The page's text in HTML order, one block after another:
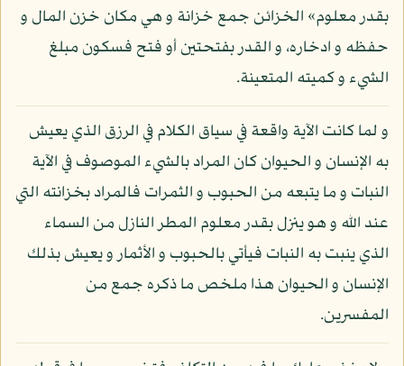
بقدر معلوم» الخزائن جمع خزانة و هي مكان خزن المال و
حفظه و ادخاره، و القدر بفتحتين أو فتح فسكون مبلغ
الشيء و كميته المتعينة.
و لما كانت الآية واقعة في سياق الكلام في الرزق الذي يعيش
به الإنسان و الحيوان كان المراد بالشيء الموصوف في الآية
النبات و ما يتبعه من الحبوب و الثمرات فالمراد بخزانته التي
عند الله و هو ينزل بقدر معلوم المطر النازل من السماء
الذي ينبت به النبات فيأتي بالحبوب و الأثمار و يعيش بذلك
الإنسان و الحيوان هذا ملخص ما ذكره جمع من
المفسرين.